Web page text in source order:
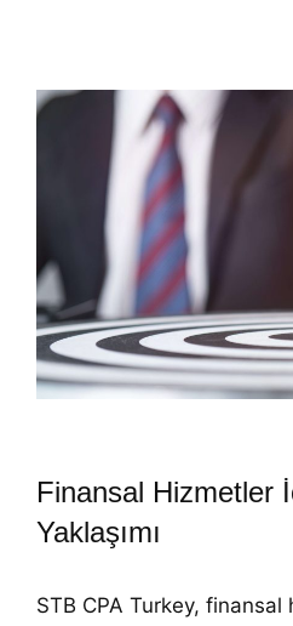
Finansal Hizmetler
Yaklaşımı
STB CPA Turkey,